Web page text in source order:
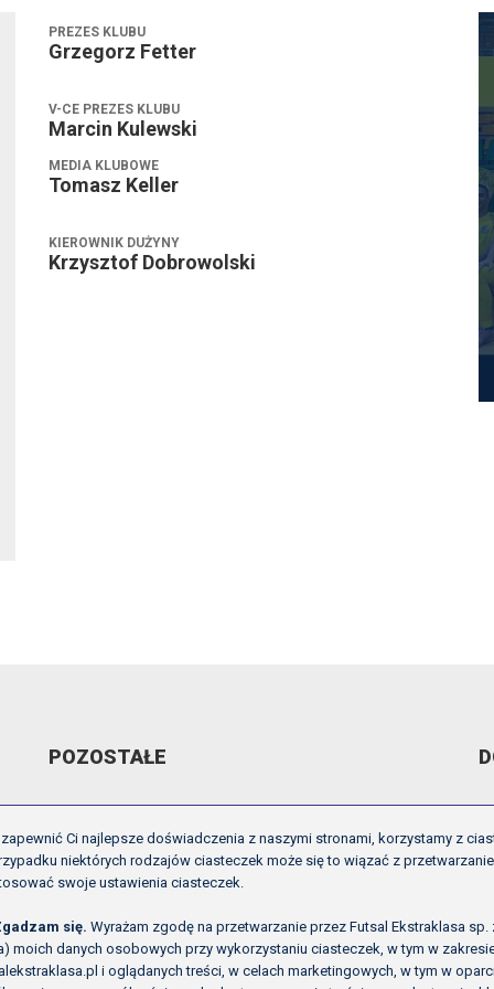
PREZES KLUBU
Grzegorz Fetter
V-CE PREZES KLUBU
Marcin Kulewski
MEDIA KLUBOWE
Tomasz Keller
KIEROWNIK DUŻYNY
Krzysztof Dobrowolski
POZOSTAŁE
ARCHIWUM VIDEO
GALERIE
OFICJALNE LOGO
O NAS
Ci najlepsze doświadczenia z naszymi stronami, korzystamy z
niektórych rodzajów ciasteczek może się to wiązać z
swoje ustawienia ciasteczek.
się. Wyrażam zgodę na przetwarzanie przez Futsal Ekstraklasa
moich danych osobowych przy wykorzystaniu ciasteczek, w tym w
i oglądanych treści, w celach marketingowych, w tym w